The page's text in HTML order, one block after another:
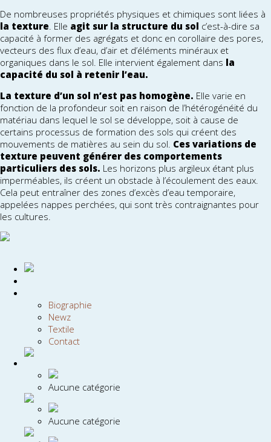
De nombreuses propriétés physiques et chimiques sont liées à
la texture. Elle agit sur la structure du sol c’est-à-dire sa
capacité à former des agrégats et donc en corollaire des pores,
vecteurs des flux d’eau, d’air et d’éléments minéraux et
organiques dans le sol. Elle intervient également dans la
capacité du sol à retenir l’eau.
La texture d’un sol n’est pas homogène. Elle varie en
fonction de la profondeur soit en raison de l’hétérogénéité du
matériau dans lequel le sol se développe, soit à cause de
certains processus de formation des sols qui créent des
mouvements de matières au sein du sol. Ces variations de
texture peuvent générer des comportements
particuliers des sols. Les horizons plus argileux étant plus
imperméables, ils créent un obstacle à l’écoulement des eaux.
Cela peut entraîner des zones d’excès d’eau temporaire,
appelées nappes perchées, qui sont très contraignantes pour
les cultures.
Biographie
Newz
Textile
Contact
Aucune catégorie
Aucune catégorie